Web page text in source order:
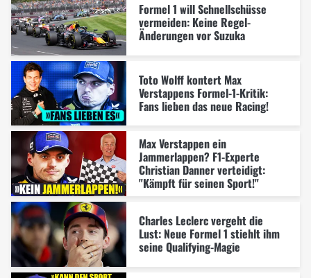
Formel 1 will Schnellschüsse
vermeiden: Keine Regel-
Änderungen vor Suzuka
Toto Wolff kontert Max
Verstappens Formel-1-Kritik:
Fans lieben das neue Racing!
Max Verstappen ein
Jammerlappen? F1-Experte
Christian Danner verteidigt:
"Kämpft für seinen Sport!"
Charles Leclerc vergeht die
Lust: Neue Formel 1 stiehlt ihm
seine Qualifying-Magie